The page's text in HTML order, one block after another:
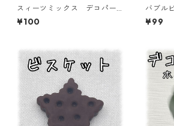
スィーツミックス デコパー
ツ ケーキ系 10個入り 貼
り付けパーツ【DP-SW-CK-MI
¥100
バブ
ガラス
【BB-
¥99